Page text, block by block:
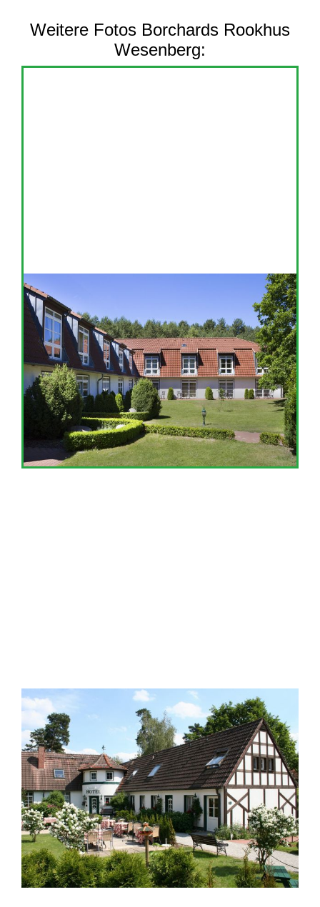
Weitere Fotos Borchards Rookhus
Wesenberg: